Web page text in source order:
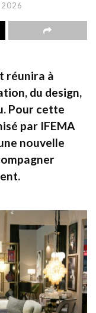
réunira à
du design,
Pour cette
par IFEMA
nouvelle